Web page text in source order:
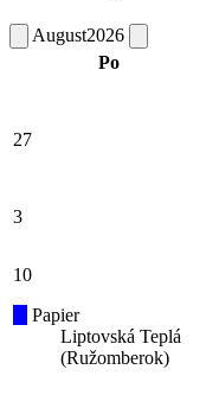
August2026
Po
27
3
10
Papier
Liptovská Teplá
(Ružomberok)